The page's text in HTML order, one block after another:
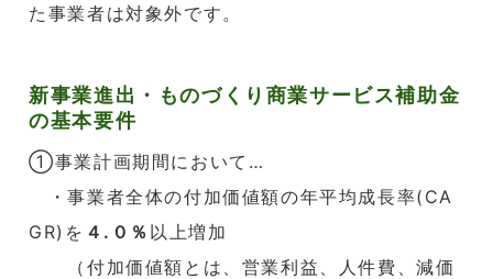
た事業者は対象外です。
新事業進出・ものづくり商業サービス補助金
の基本要件
①事業計画期間において…
・事業者全体の付加価値額の年平均成長率(CA
GR)を ４.０％ 以上増加
（付加価値額とは、営業利益、人件費、減価